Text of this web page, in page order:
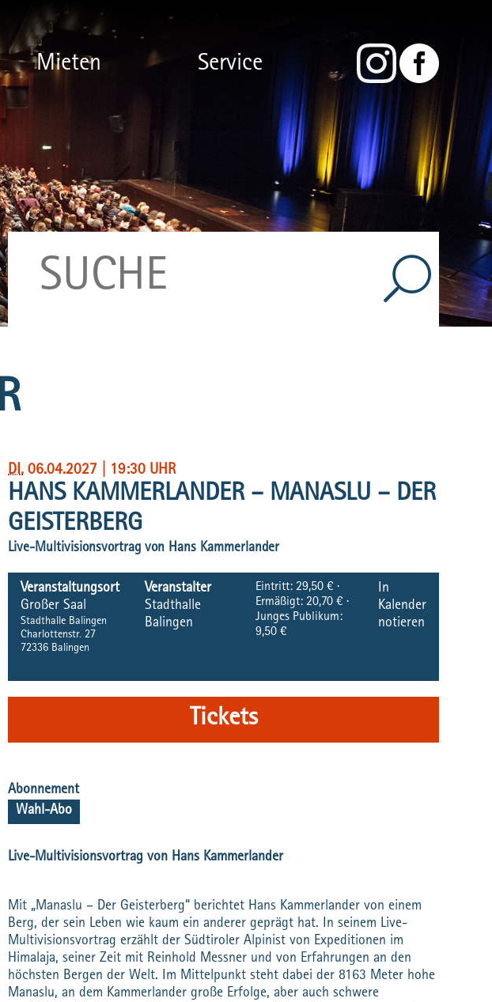
Mieten Service
DI, 06.04.2027 19:30 UHR
HANS KAMMERLANDER – MANASLU – DER
GEISTERBERG
Live-Multivisionsvortrag von Hans Kammerlander
Veranstaltungsort
Großer Saal
Stadthalle Balingen
Charlottenstr. 27
72336 Balingen
Veranstalter
Stadthalle
Balingen
Eintritt: 29,50 € ·
Ermäßigt: 20,70 € ·
Junges Publikum:
9,50 €
In
Kalender
notieren
Tickets
Abonnement
Wahl-Abo
Live-Multivisionsvortrag von Hans Kammerlander
Mit „Manaslu – Der Geisterberg“ berichtet Hans Kammerlander von einem
Berg, der sein Leben wie kaum ein anderer geprägt hat. In seinem Live-
Multivisionsvortrag erzählt der Südtiroler Alpinist von Expeditionen im
Himalaja, seiner Zeit mit Reinhold Messner und von Erfahrungen an den
höchsten Bergen der Welt. Im Mittelpunkt steht dabei der 8163 Meter hohe
Manaslu, an dem Kammerlander große Erfolge, aber auch schwere